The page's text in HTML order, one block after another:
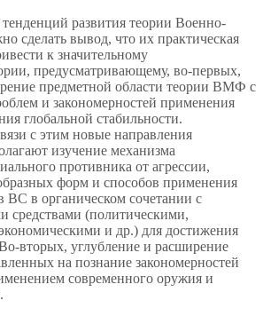
тенденций развития теории Военно-
сделать вывод, что их практическая
к значительному
предусматривающему, во-первых,
предметной области теории ВМФ с
и закономерностей применения
глобальной стабильности.
с этим новые направления
изучение механизма
противника от агрессии,
форм и способов применения
в органическом сочетании с
средствами (политическими,
и др.) для достижения
вторых, углубление и расширение
на познание закономерностей
современного оружия и